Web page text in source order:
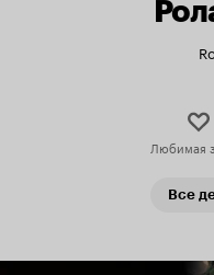
Любимая
Все